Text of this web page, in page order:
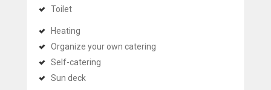
Toilet
Heating
Organize your own catering
Self-catering
Sun deck